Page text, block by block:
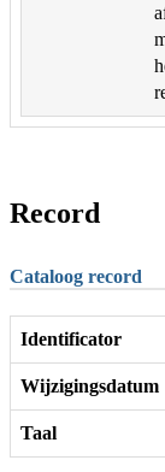
Record
Cataloog record
Identificator
Wijzigingsdatum
Taal